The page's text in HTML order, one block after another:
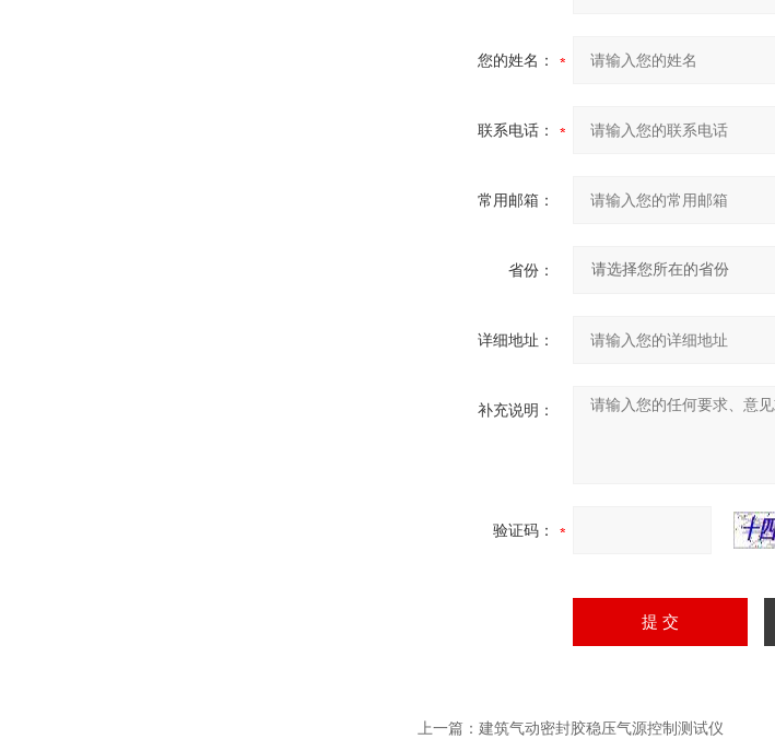
您的姓名：
联系电话：
常用邮箱：
省份：
详细地址：
补充说明：
验证码：
上一篇： 建筑气动密封胶稳压气源控制测试仪